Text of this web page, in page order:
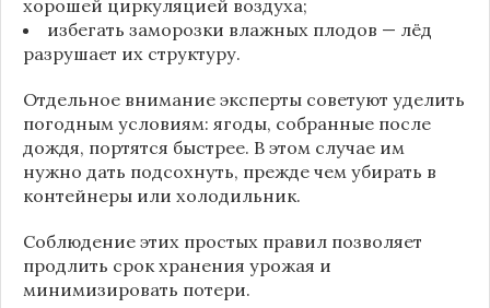
хорошей циркуляцией воздуха;
избегать заморозки влажных плодов — лёд
разрушает их структуру.
Отдельное внимание эксперты советуют уделить
погодным условиям: ягоды, собранные после
дождя, портятся быстрее. В этом случае им
нужно дать подсохнуть, прежде чем убирать в
контейнеры или холодильник.
Соблюдение этих простых правил позволяет
продлить срок хранения урожая и
минимизировать потери.